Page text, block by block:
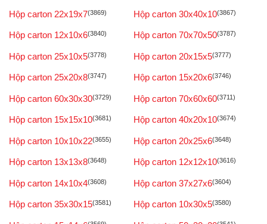
Hộp carton 22x19x7(3869) Hộp carton 30x40x10(3867)
Hộp carton 12x10x6(3840) Hộp carton 70x70x50(3787)
Hộp carton 25x10x5(3778) Hộp carton 20x15x5(3777)
Hộp carton 25x20x8(3747) Hộp carton 15x20x6(3746)
Hộp carton 60x30x30(3729) Hộp carton 70x60x60(3711)
Hộp carton 15x15x10(3681) Hộp carton 40x20x10(3674)
Hộp carton 10x10x22(3655) Hộp carton 20x25x6(3648)
Hộp carton 13x13x8(3648) Hộp carton 12x12x10(3616)
Hộp carton 14x10x4(3608) Hộp carton 37x27x6(3604)
Hộp carton 35x30x15(3581) Hộp carton 10x30x5(3580)